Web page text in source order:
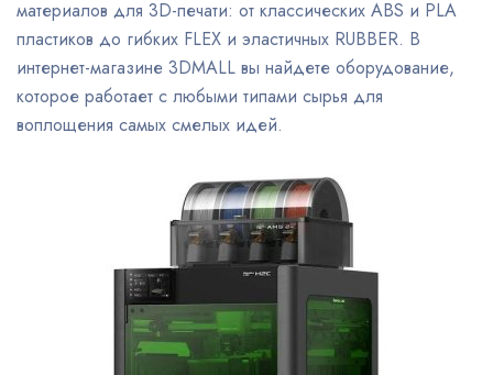
материалов для 3D-печати: от классических ABS и PLA
пластиков до гибких FLEX и эластичных RUBBER. В
интернет-магазине 3DMALL вы найдете оборудование,
которое работает с любыми типами сырья для
воплощения самых смелых идей.